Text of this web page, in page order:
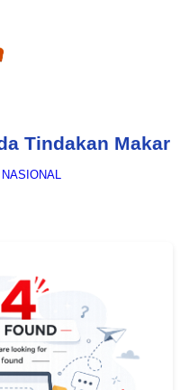
Tindakan Makar
NASIONAL